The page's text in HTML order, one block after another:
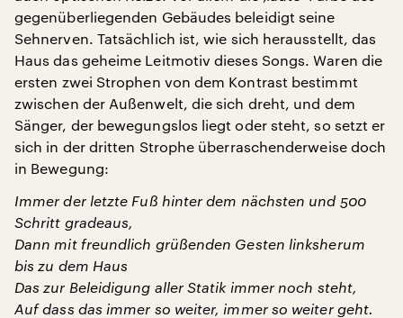
gegenüberliegenden Gebäudes beleidigt seine
Sehnerven. Tatsächlich ist, wie sich herausstellt, das
Haus das geheime Leitmotiv dieses Songs. Waren die
ersten zwei Strophen von dem Kontrast bestimmt
zwischen der Außenwelt, die sich dreht, und dem
Sänger, der bewegungslos liegt oder steht, so setzt er
sich in der dritten Strophe überraschenderweise doch
in Bewegung:
Immer der letzte Fuß hinter dem nächsten und 500
Schritt gradeaus,
Dann mit freundlich grüßenden Gesten linksherum
bis zu dem Haus
Das zur Beleidigung aller Statik immer noch steht,
Auf dass das immer so weiter, immer so weiter geht.